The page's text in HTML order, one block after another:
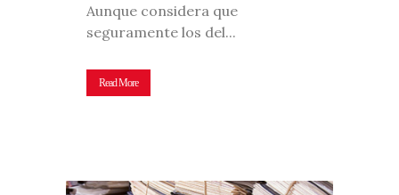
Aunque considera que
seguramente los del...
Read More